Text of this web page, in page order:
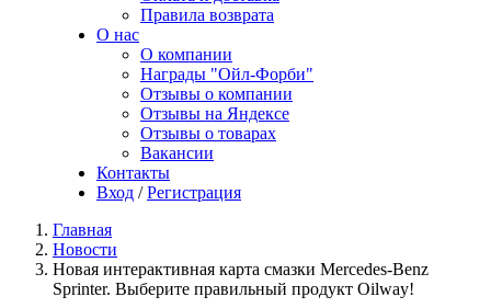
Правила возврата
О нас
О компании
Награды "Ойл-Форби"
Отзывы о компании
Отзывы на Яндексе
Отзывы о товарах
Вакансии
Контакты
Вход / Регистрация
Главная
Новости
Новая интерактивная карта смазки Mercedes-Benz
Sprinter. Выберите правильный продукт Oilway!